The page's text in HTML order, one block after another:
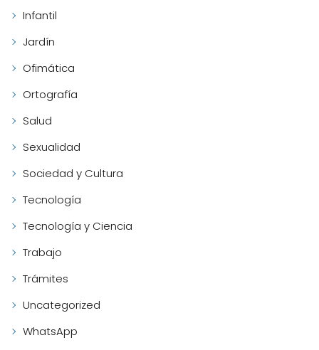
Infantil
Jardín
Ofimática
Ortografía
Salud
Sexualidad
Sociedad y Cultura
Tecnología
Tecnología y Ciencia
Trabajo
Trámites
Uncategorized
WhatsApp